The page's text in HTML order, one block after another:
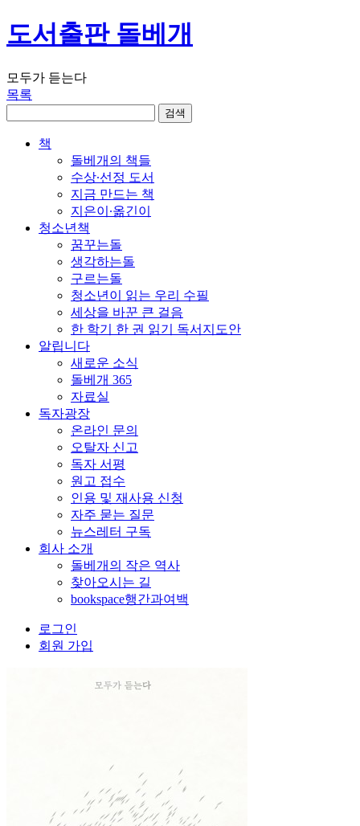
도서출판 돌베개
모두가 듣는다
목록
책
돌베개의 책들
수상∙선정 도서
지금 만드는 책
지은이∙옮긴이
청소년책
꿈꾸는돌
생각하는돌
구르는돌
청소년이 읽는 우리 수필
세상을 바꾼 큰 걸음
한 학기 한 권 읽기 독서지도안
알립니다
새로운 소식
돌베개 365
자료실
독자광장
온라인 문의
오탈자 신고
독자 서평
원고 접수
인용 및 재사용 신청
자주 묻는 질문
뉴스레터 구독
회사 소개
돌베개의 작은 역사
찾아오시는 길
bookspace행간과여백
로그인
회원 가입